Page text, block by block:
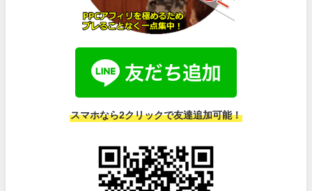
スマホなら2クリックで友達追加可能！